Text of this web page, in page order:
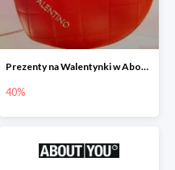
Prezenty na Walentynki w About You do -40%
40%